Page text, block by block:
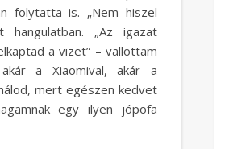
folytatta is. „Nem hiszel
„Az igazat
a vizet” – vallottam
a Xiaomival, akár a
mert egészen kedvet
egy ilyen jópofa